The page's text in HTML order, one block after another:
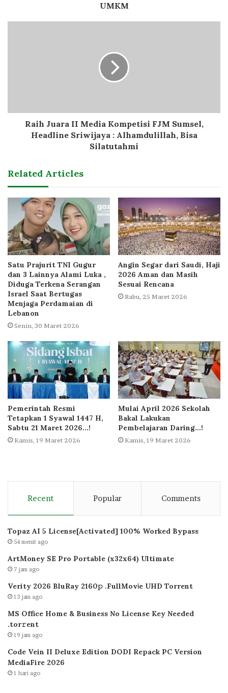
UMKM
Raih Juara II Media Kompetisi FJM Sumsel,
Headline Sriwijaya : Alhamdulillah, Bisa
Silatutahmi
Related Articles
Satu Prajurit TNI Gugur
dan 3 Lainnya Alami Luka ,
Diduga Terkena Serangan
Israel Saat Bertugas
Menjaga Perdamaian di
Lebanon
Senin, 30 Maret 2026
Angin Segar dari Saudi, Haji
2026 Aman dan Masih
Sesuai Rencana
Rabu, 25 Maret 2026
Pemerintah Resmi
Tetapkan 1 Syawal 1447 H,
Sabtu 21 Maret 2026…!
Kamis, 19 Maret 2026
Mulai April 2026 Sekolah
Bakal Lakukan
Pembelajaran Daring…!
Kamis, 19 Maret 2026
Recent Popular Comments
Topaz AI 5 License[Activated] 100% Worked Bypass
54 menit ago
ArtMoney SE Pro Portable (x32x64) Ultimate
7 jam ago
Verity 2026 BluRay 2160𝚙 .FullMov𝗂e UHD Torrent
13 jam ago
MS Office Home & Business No License Key Needed
.tоr𝚛еnt
19 jam ago
Code Vein II Deluxe Edition DODI Repack PC Version
MediaFire 2026
1 hari ago